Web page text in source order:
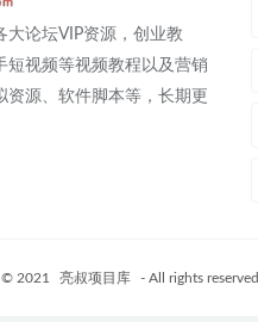
大论坛VIP资源，创业教
短视频等视频教程以及营销
资源、软件脚本等，长期更
2021 亮叔项目库 - All rights reserved